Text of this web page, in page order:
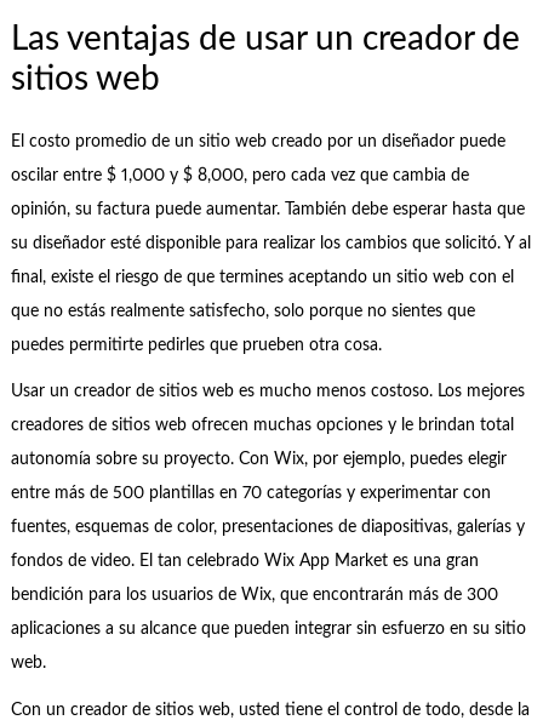
Las ventajas de usar un creador de
sitios web
El costo promedio de un sitio web creado por un diseñador puede
oscilar entre $ 1,000 y $ 8,000, pero cada vez que cambia de
opinión, su factura puede aumentar. También debe esperar hasta que
su diseñador esté disponible para realizar los cambios que solicitó. Y al
final, existe el riesgo de que termines aceptando un sitio web con el
que no estás realmente satisfecho, solo porque no sientes que
puedes permitirte pedirles que prueben otra cosa.
Usar un creador de sitios web es mucho menos costoso. Los mejores
creadores de sitios web ofrecen muchas opciones y le brindan total
autonomía sobre su proyecto. Con Wix, por ejemplo, puedes elegir
entre más de 500 plantillas en 70 categorías y experimentar con
fuentes, esquemas de color, presentaciones de diapositivas, galerías y
fondos de video. El tan celebrado Wix App Market es una gran
bendición para los usuarios de Wix, que encontrarán más de 300
aplicaciones a su alcance que pueden integrar sin esfuerzo en su sitio
web.
Con un creador de sitios web, usted tiene el control de todo, desde la